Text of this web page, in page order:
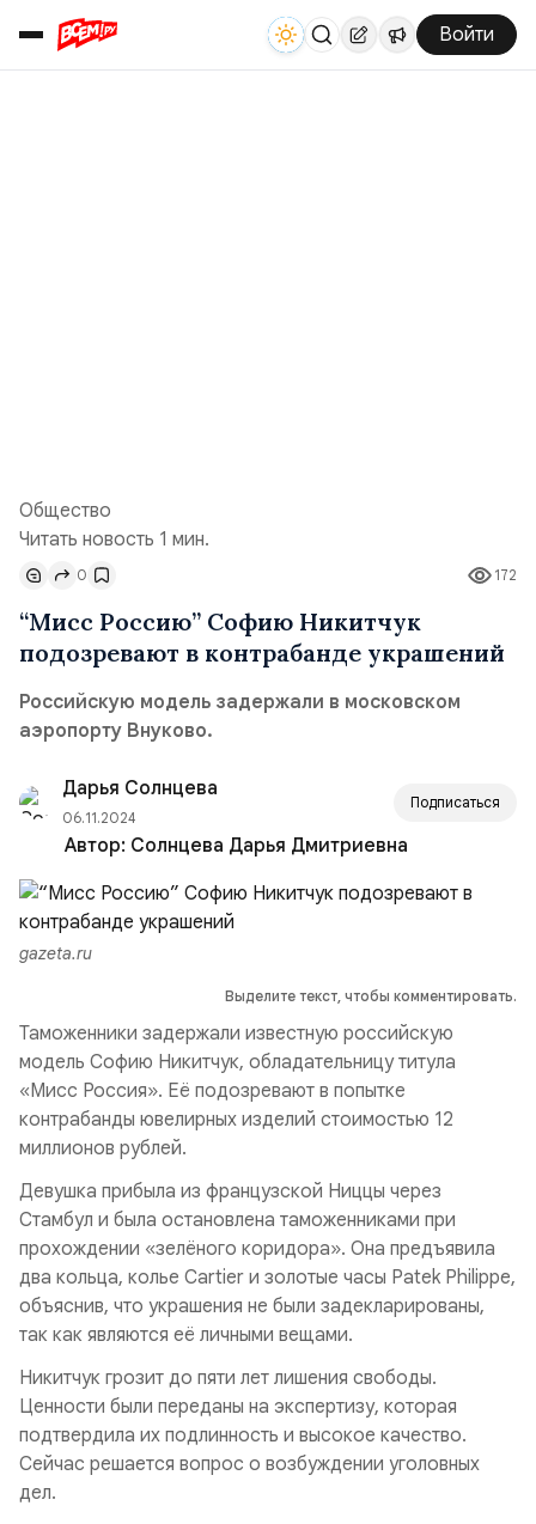
Войти
Общество
Читать новость 1 мин.
172
0
“Мисс Россию” Софию Никитчук
подозревают в контрабанде украшений
Российскую модель задержали в московском
аэропорту Внуково.
Дарья Солнцева
06.11.2024
Подписаться
Автор: Солнцева Дарья Дмитриевна
gazeta.ru
Выделите текст, чтобы комментировать.
Таможенники задержали известную российскую
модель Софию Никитчук, обладательницу титула
«Мисс Россия». Её подозревают в попытке
контрабанды ювелирных изделий стоимостью 12
миллионов рублей.
Девушка прибыла из французской Ниццы через
Стамбул и была остановлена таможенниками при
прохождении «зелёного коридора». Она предъявила
два кольца, колье Cartier и золотые часы Patek Philippe,
объяснив, что украшения не были задекларированы,
так как являются её личными вещами.
Никитчук грозит до пяти лет лишения свободы.
Ценности были переданы на экспертизу, которая
подтвердила их подлинность и высокое качество.
Сейчас решается вопрос о возбуждении уголовных
дел.